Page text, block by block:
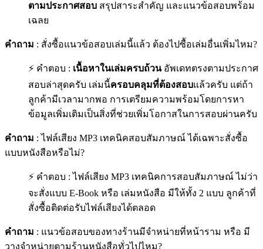
ตามประกาศสอบ สรุปสาระสำคัญ และแนวข้อสอบพร้อม
เฉลย
คำถาม : สั่งซื้อแนวข้อสอบเล่มนี้แล้ว ต้องไปซื้อเล่มอื่นเพิ่มไหม?
⚡ คำตอบ : เนื้อหาในเล่มครบถ้วนอัพเดทตรงตามประกาศ
สอบล่าสุดครับ เล่มนี้ครอบคลุมที่ต้องสอบแล้วครับ แต่ถ้า
ลูกค้ามีเวลามากพอ การเตรียมความพร้อมโดยการหา
ข้อมูลเพิ่มเติมเป็นสิ่งที่ช่วยเพิ่มโอกาสในการสอบผ่านครับ
คำถาม : ไฟล์เสียง MP3 เทคนิคสอบสัมภาษณ์ ได้เฉพาะสั่งซื้อ
แบบหนังสือหรือไม่?
⚡ คำตอบ : ไฟล์เสียง MP3 เทคนิคการสอบสัมภาษณ์ ไม่ว่า
จะสั่งแบบ E-Book หรือ เล่มหนังสือ มีให้ทั้ง 2 แบบ ลูกค้าที่
สั่งซื้อติดต่อรับไฟล์เสียงได้ตลอด
คำถาม : แนวข้อสอบของทางร้านมีจำหน่ายที่หน้าราม หรือ มี
วางจำหน่ายตามร้านหนังสือทั่วไปไหม?